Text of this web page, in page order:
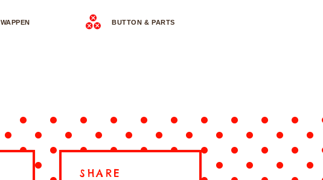
WAPPEN BUTTON & PARTS
SHARE